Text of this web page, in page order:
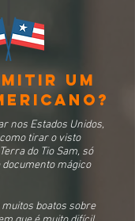
um
nos Estados Unidos,
tirar o visto
do Tio Sam, só
mágico
boatos sobre